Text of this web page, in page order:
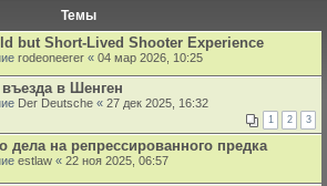
Темы
but Short-Lived Shooter Experience
rodeoneerer « 04 мар 2026, 10:25
в Шенген
Der Deutsche « 27 дек 2025, 16:32
1 2 3
дела на репрессированного предка
estlaw « 22 ноя 2025, 06:57